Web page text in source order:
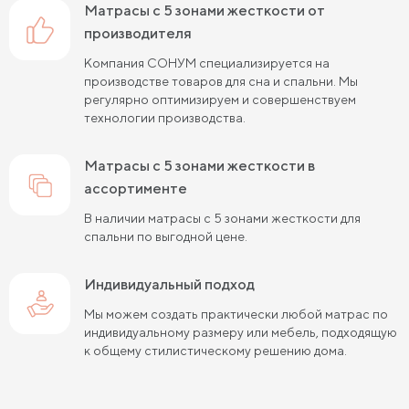
Матрасы средней жесткости 200 на 200
Пружинные матрасы средней жесткости
Жесткие матрасы 120х200 см
Матрасы средней жесткости 140х200
Жесткие пружинные матрасы 160х200 см
Жесткие беспружинные матрасы 160х200 см
Мягкие беспружинные матрасы
Высокие двуспальные матрасы
матрасы с 5 зонами жесткости от
производителя
Компания СОНУМ специализируется на
производстве товаров для сна и спальни. Мы
регулярно оптимизируем и совершенствуем
технологии производства.
матрасы с 5 зонами жесткости в
ассортименте
В наличии матрасы с 5 зонами жесткости для
спальни по выгодной цене.
Индивидуальный подход
Мы можем создать практически любой матрас по
индивидуальному размеру или мебель, подходящую
к общему стилистическому решению дома.